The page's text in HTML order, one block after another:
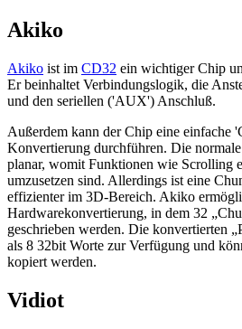
Akiko
Akiko ist im CD32 ein wichtiger Chip
Er beinhaltet Verbindungslogik, die
und den seriellen ('AUX') Anschluß.
Außerdem kann der Chip eine einfache
Konvertierung durchführen. Die
planar, womit Funktionen wie Scrolling
umzusetzen sind. Allerdings ist eine
effizienter im 3D-Bereich. Akiko
Hardwarekonvertierung, in dem 32
geschrieben werden. Die konvertierten
als 8 32bit Worte zur Verfügung und
kopiert werden.
Vidiot